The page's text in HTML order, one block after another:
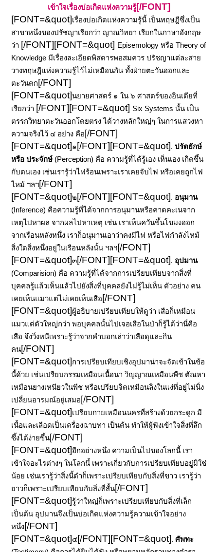
เข้าใจเรื่องบ่อเกิดแห่งความรู้[/FONT]
[FONT=&quot]เรื่องบ่อเกิดแห่งความรู้นี้ เป็นทฤษฎีซึ่งเป็น
สาขาหนึ่งของปรัชญาเรียกว่า ญาณวิทยา เรียกในภาษาอังกฤษ
ว่า [/FONT] [FONT=&quot] Episemology หรือ Theory of
Knowledge มีเรื่องละเอียดพิสดารพอสมควร ปรัชญาแต่ละสาย
วางทฤษฎีแห่งความรู้ไว้ไม่เหมือนกัน ทั้งฝ่ายตะวันออกและ
ตะวันตก [/FONT]
[FONT=&quot]นยายศาสตร์ ๑ ใน ๖ ศาสตร์ของอินเดียที่
เรียกว่า [/FONT] [FONT=&quot] Six Systemsนั้น เป็น
ตรรกวิทยาตะวันออกโดยตรง ได้วางหลักใหญ่ๆ ในการแสวงหา
ความจริงไว้ ๔ อย่าง คือ [/FONT]
[FONT=&quot]๑ [/FONT] [FONT=&quot].ปรัตยักษ์
หรือ ประจักษ์ (Perception) คือ ความรู้ที่ได้รู้เอง เห็นเอง เกิดขึ้น
กับตนเอง เช่นเรารู้ว่าไฟร้อนเพราะเราเคยจับไฟ หรือเคยถูกไฟ
ไหม้ ฯลฯ[/FONT]
[FONT=&quot]๒ [/FONT] [FONT=&quot]. อนุมาน
(Inference) คือความรู้ที่ได้จากการอนุมานหรือคาดคะเนจาก
เหตุไปหาผล จากผลไปหาเหตุ เช่น เราเห็นควันขึ้นโขมงออก
จากเรือนหลังหนึ่ง เราก็อนุมานเอาว่าคงมีไฟ หรือไฟกำลังไหม้
สิ่งใดสิ่งหนึ่งอยู่ในเรือนหลังนั้น ฯลฯ[/FONT]
[FONT=&quot]๓[/FONT] [FONT=&quot]. อุปมาน
(Comparision) คือ ความรู้ที่ได้จากการเปรียบเทียบจากสิ่งที่
บุคคลรู้แล้วเห็นแล้วไปยังสิ่งที่บุคคลยังไม่รู้ไม่เห็น ตัวอย่าง คน
เคยเห็นแมวแต่ไม่เคยเห็นเสือ [/FONT]
[FONT=&quot]ผู้อธิบายเปรียบเทียบให้ดูว่า เสือก็เหมือน
แมวแต่ตัวใหญ่กว่า พอบุคคลนั้นไปเจอเสือในป่าก็รู้ได้ว่านี่คือ
เสือ จึงวิ่งหนีเพราะรู้ว่าจากคำบอกเล่าว่าเสือดุและกิน
คน[/FONT]
[FONT=&quot]การเปรียบเทียบเชิงอุปมาน่าจะจัดเข้าในข้อ
นี้ด้วย เช่นเปรียบกรรมเหมือนเนื้อนา วิญญาณเหมือนพืช ตัณหา
เหมือนยางเหนียวในพืช หรือเปรียบจิตเหมือนลิงในแง่ที่อยู่ไม่นิ่ง
เปลี่ยนอารมณ์อยู่เสมอ [/FONT]
[FONT=&quot]เปรียบกายเหมือนนครที่สร้างด้วยกระดูก มี
เนื้อและเลือดเป็นเครื่องฉาบทา เป็นต้น ทำให้ผู้ฟังเข้าใจสิ่งที่ลึก
ซึ้งได้ง่ายขึ้น[/FONT]
[FONT=&quot]อีกอย่างหนึ่ง ความเป็นไปของโลกนี้ เรา
เข้าใจอะไรต่างๆ ในโลกนี้ เพราะเกี่ยวกับการเปรียบเทียบอยู่มิใช่
น้อย เช่นเรารู้ว่าสิ่งนี้ดำก็เพราะเปรียบเทียบกับสิ่งที่ขาว เรารู้ว่า
ยาวก็เพราะเปรียบเทียบกับสิ่งที่สั้น[/FONT]
[FONT=&quot]รู้ว่าใหญ่ก็เพราะเปรียบเทียบกับสิ่งที่เล็ก
เป็นต้น อุปมานจึงเป็นบ่อเกิดแห่งความรู้ความเข้าใจอย่าง
หนึ่ง[/FONT]
[FONT=&quot]๔[/FONT] [FONT=&quot].ศัพทะ